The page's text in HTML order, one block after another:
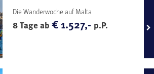
Die Wanderwoche auf Malta
8 Tage ab€ 1.527,- p.P.